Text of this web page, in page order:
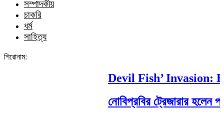
সম্পাদকীয়
চাকরি
ধর্ম
সাহিত্য
শিরোনাম:
Devil Fish’ Invasion:
নোবিপ্রবির ট্রেজারার হলেন